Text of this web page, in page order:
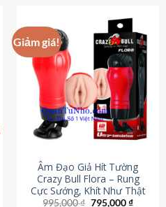
Giảm giá!
Âm Đạo Giả Hít Tường
Crazy Bull Flora – Rung
Cực Sướng, Khít Như Thật
995,000₫ Giá
795,000₫Giá